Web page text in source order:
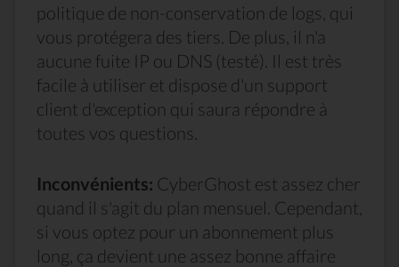
politique de non-conservation de logs, qui
vous protégera des tiers. De plus, il n'a
aucune fuite IP ou DNS (testé). Il est très
facile à utiliser et dispose d'un support
client d'exception qui saura répondre à
toutes vos questions.
Inconvénients: CyberGhost est assez cher
quand il s'agit du plan mensuel. Cependant,
si vous optez pour un abonnement plus
long, ça devient une assez bonne affaire